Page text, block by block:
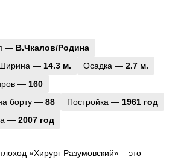
— В.Чкалов/Родина
— 14.3 м. Осадка — 2.7 м.
— 160
борту — 88 Постройка — 1961 год
— 2007 год
«Хирург Разумовский» – это